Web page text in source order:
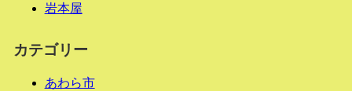
岩本屋
カテゴリー
あわら市